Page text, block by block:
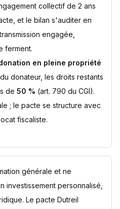
collectif de 2 ans
et le bilan s'auditer en
engagée,
ferment.
en pleine propriété
du donateur, les droits restants
de 50 % (art. 790 du CGI).
; le pacte se structure avec
fiscaliste.
générale et ne
investissement personnalisé,
Le pacte Dutreil